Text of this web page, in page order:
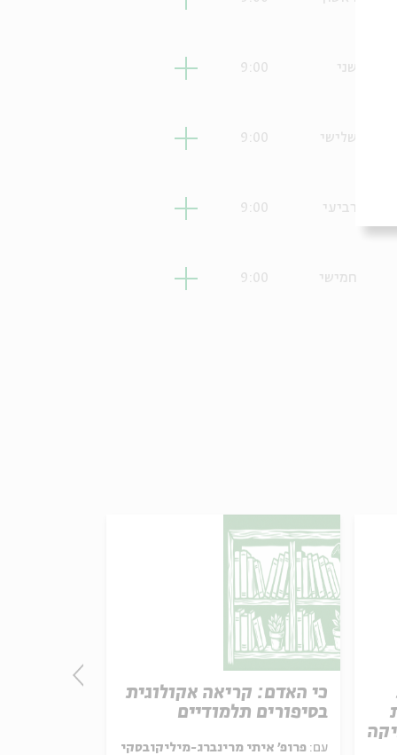
שני 9:00
שלישי 9:00
רביעי 9:00
חמישי 9:00
כי האדם: קריאה אקולוגית
בסיפורים תלמודיים
עם: